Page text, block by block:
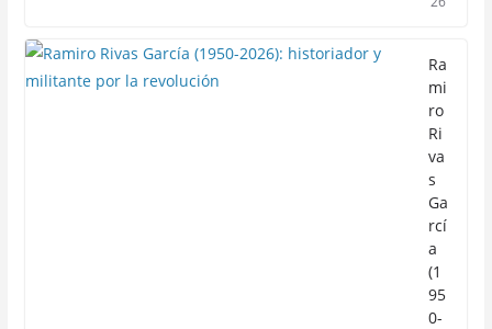
Ra
mi
ro
Ri
va
s
Ga
rcí
a
(1
95
0-